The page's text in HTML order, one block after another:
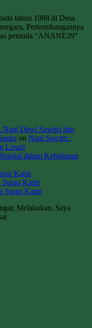
tahun 1988 di Desa
Perkembangannya
pemuda “ANANE29”
Nani Dewi Sawitri dan
on Nani Sawitri :
Losari
dalam Kehidupan
Kami
Surau Kami
Surau Kami
Melakukan, Saya